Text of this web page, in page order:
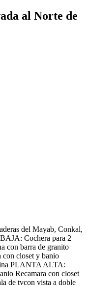
al Norte de
del Mayab, Conkal,
Cochera para 2
con barra de granito
con closet y banio
PLANTA ALTA:
Recamara con closet
de tvcon vista a doble